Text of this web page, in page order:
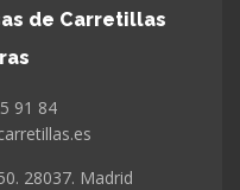
de Carretillas
91 84
28037. Madrid